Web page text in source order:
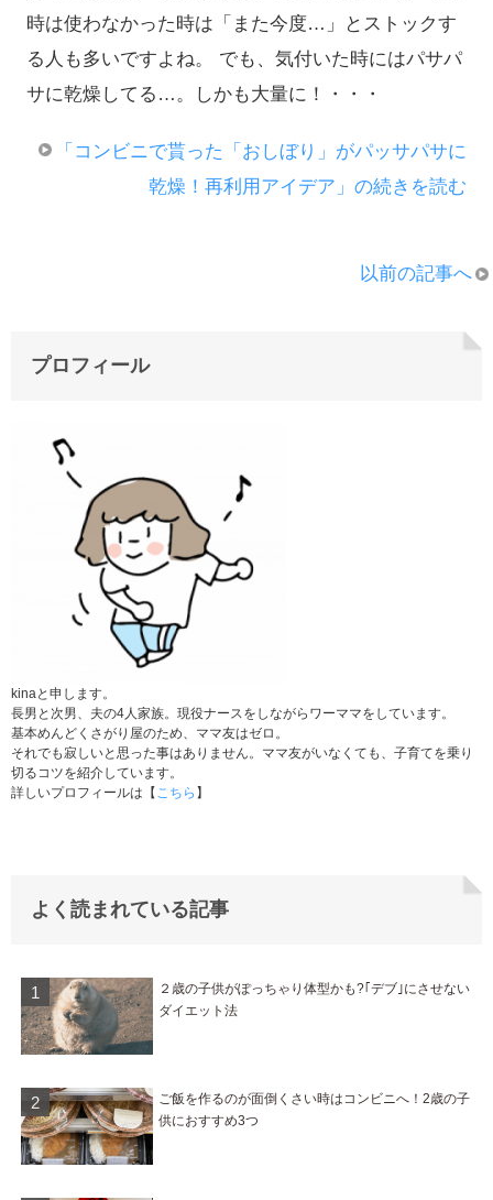
時は使わなかった時は「また今度…」とストックす
る人も多いですよね。 でも、気付いた時にはパサパ
サに乾燥してる…。しかも大量に！・・・
「コンビニで貰った「おしぼり」がパッサパサに
乾燥！再利用アイデア」の続きを読む
以前の記事へ
プロフィール
kinaと申します。
長男と次男、夫の4人家族。現役ナースをしながらワーママをしています。
基本めんどくさがり屋のため、ママ友はゼロ。
それでも寂しいと思った事はありません。ママ友がいなくても、子育てを乗り
切るコツを紹介しています。
詳しいプロフィールは【 こちら 】
よく読まれている記事
２歳の子供がぽっちゃり体型かも?｢デブ｣にさせない
ダイエット法
ご飯を作るのが面倒くさい時はコンビニへ！2歳の子
供におすすめ3つ